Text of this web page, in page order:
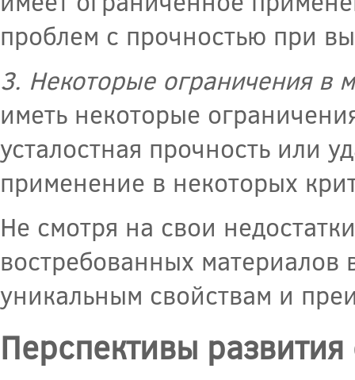
проблем с прочностью при
3. Некоторые ограничения в
иметь некоторые
усталостная прочность или
применение в некоторых
Не смотря на свои
востребованных
уникальным свойствам и
Перспективы